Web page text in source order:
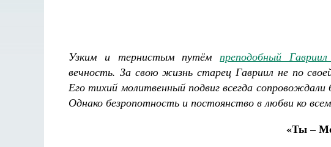
Узким и тернистым путёмпреподобный
вечность. За свою жизнь старец Гавриил не по
Его тихий молитвенный подвиг всегда
Однако безропотность и постоянство в любви ко
«Ты –